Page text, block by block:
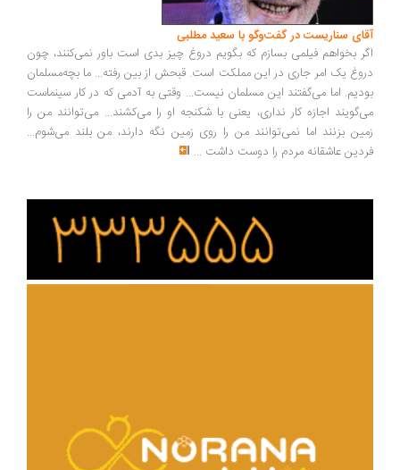
سناریست در گفت‌وگو با سعید مطلبی
بخواهم فیلمی بسازم که بگویم دروغ چیز بدی است باور نمی‌کنند، چون
یک امر جاری در این مملکت است. قبحش از بین رفته... ما بچه‌مسلمان
اما می‌گفتند این مسلمان نیست... وقتی به آدمی که در کار سینماست
اجازه کار نداری، یعنی با شکنجه او را می‌کشند... می‌توانند من را
بزنند اما نمی‌توانند من را روی زمین نگه دارند، من بلند می‌شوم...
عاشقانه مردم را دوست داشت ...